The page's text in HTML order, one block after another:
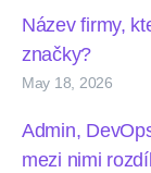
Název firmy,
značky?
May 18, 2026
Admin,
mezi nimi